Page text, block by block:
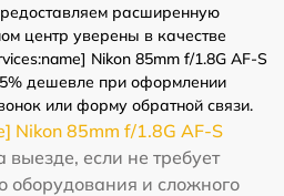
расширенную
центр уверены в качестве
Nikon 85mm f/1.8G AF-S
дешевле при оформлении
или форму обратной связи.
Nikon 85mm f/1.8G AF-S
выезде, если не требует
оборудования и сложного